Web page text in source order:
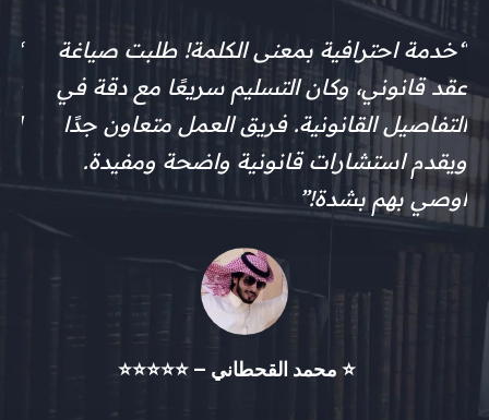
“خدمة احترافية بمعنى الكلمة! طلبت صياغة
عقد قانوني، وكان التسليم سريعًا مع دقة في
التفاصيل القانونية. فريق العمل متعاون جدًا
ويقدم استشارات قانونية واضحة ومفيدة.
أوصي بهم بشدة!”
⭐ محمد القحطاني – ⭐⭐⭐⭐⭐